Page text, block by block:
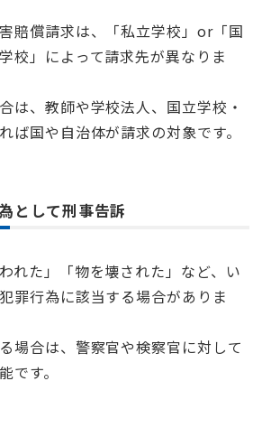
賠償請求は、「私立学校」or「国
校」によって請求先が異なりま
は、教師や学校法人、国立学校・
ば国や自治体が請求の対象です。
として刑事告訴
れた」「物を壊された」など、い
罪行為に該当する場合がありま
場合は、警察官や検察官に対して
です。